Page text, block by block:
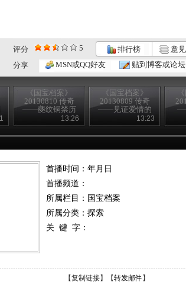
评分 5 排行榜 意
分享
MSN或QQ好友 贴到博客或论坛
《国宝档案》
20130810 传奇
——夔纹铜禁历
13:26
《国宝档案》
20130809 传奇
——见证爱情的
13:23
首播时间：年月日
首播频道：
所属栏目： 国宝档案
所属分类：探索
关 键 字：
【复制链接】【转发邮件 】